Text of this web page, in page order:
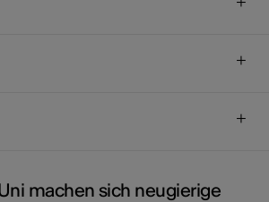
machen sich neugierige